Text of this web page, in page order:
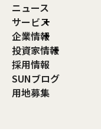
ニュース
サービス
企業情報
投資家情報
採用情報
SUNブログ
用地募集